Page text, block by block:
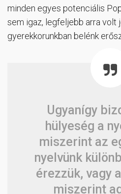
minden egyes potenciális
sem igaz, legfeljebb arra volt
gyerekkorunkban belénk
Ugyanígy
hülyeség a
miszerint az
nyelvünk
érezzük, vagy
miszerint